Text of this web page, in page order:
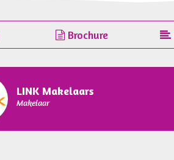
Brochure
LINK Makelaars
Makelaar